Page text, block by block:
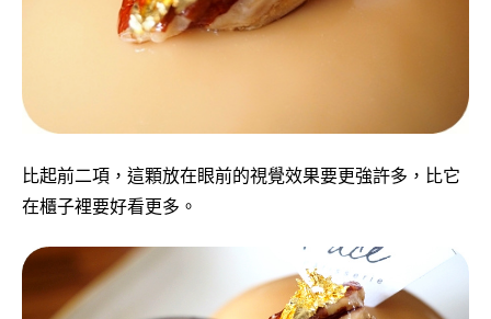
比起前二項，這顆放在眼前的視覺效果要更強許多，比它
在櫃子裡要好看更多。